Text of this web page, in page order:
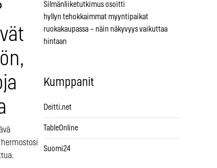
Silmänliiketutkimus osoitti
hyllyn tehokkaimmat myyntipaikat
ruokakaupassa – näin näkyvyys vaikuttaa
hintaan
Kumppanit
Deitti.net
TableOnline
Suomi24